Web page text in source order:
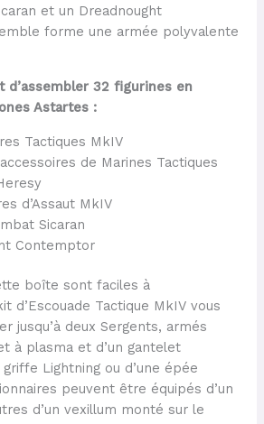
et un Dreadnought
forme une armée polyvalente
d’assembler 32 figurines en
Astartes :
Tactiques MkIV
de Marines Tactiques
d’Assaut MkIV
Sicaran
Contemptor
boîte sont faciles à
d’Escouade Tactique MkIV vous
jusqu’à deux Sergents, armés
à plasma et d’un gantelet
griffe Lightning ou d’une épée
peuvent être équipés d’un
d’un vexillum monté sur le